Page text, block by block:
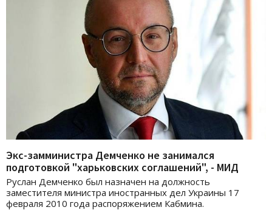
Экс-замминистра Демченко не занимался
подготовкой "харьковских соглашений", - МИД
Руслан Демченко был назначен на должность
заместителя министра иностранных дел Украины 17
февраля 2010 года распоряжением Кабмина.